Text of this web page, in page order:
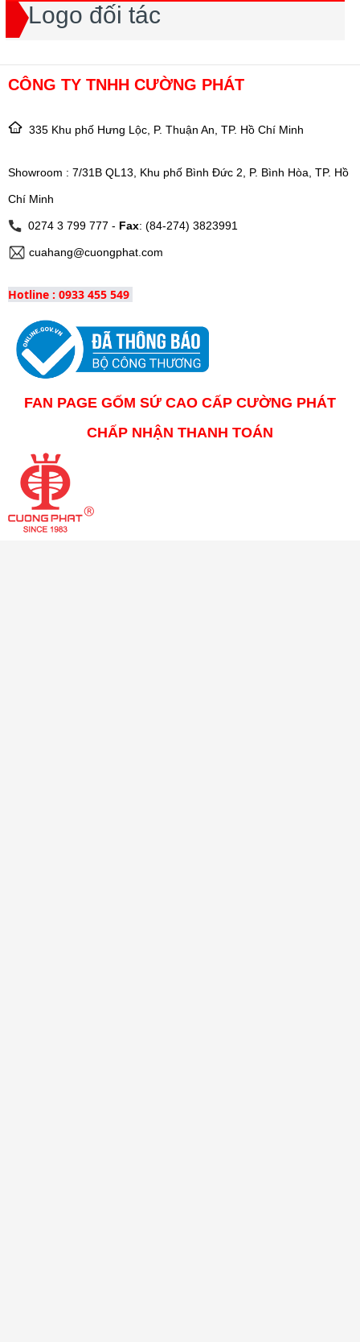
Logo đối tác
CÔNG TY TNHH CƯỜNG PHÁT
335 Khu phố Hưng Lộc, P. Thuận An, TP. Hồ Chí Minh
Showroom : 7/31B QL13, Khu phố Bình Đức 2, P. Bình Hòa, TP. Hồ
Chí Minh
0274 3 799 777 - Fax: (84-274) 3823991
cuahang@cuongphat.com
Hotline : 0933 455 549
FAN PAGE GỐM SỨ CAO CẤP CƯỜNG PHÁT
CHẤP NHẬN THANH TOÁN